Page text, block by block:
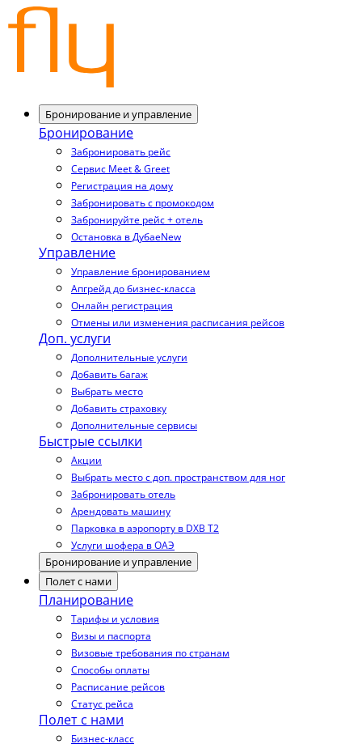
Бронирование и управление
Бронирование
Забронировать рейс
Сервис Meet & Greet
Регистрация на дому
Забронировать с промокодом
Забронируйте рейс + отель
Остановка в ДубаеNew
Управление
Управление бронированием
Апгрейд до бизнес-класса
Онлайн регистрация
Отмены или изменения расписания рейсов
Доп. услуги
Дополнительные услуги
Добавить багаж
Выбрать место
Добавить страховку
Дополнительные сервисы
Быстрые ссылки
Акции
Выбрать место с доп. пространством для ног
Забронировать отель
Арендовать машину
Парковка в аэропорту в DXB T2
Услуги шофера в ОАЭ
Бронирование и управление
Полет с нами
Планирование
Тарифы и условия
Визы и паспорта
Визовые требования по странам
Способы оплаты
Расписание рейсов
Статус рейса
Полет с нами
Бизнес-класс